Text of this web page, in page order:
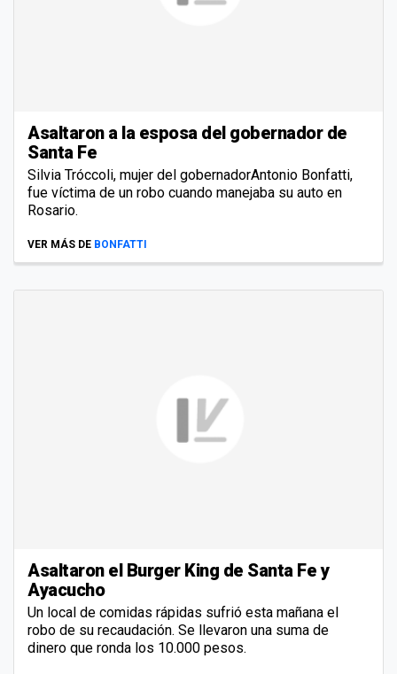
Asaltaron a la esposa del gobernador de
Santa Fe
Silvia Tróccoli, mujer del gobernadorAntonio Bonfatti,
fue víctima de un robo cuando manejaba su auto en
Rosario.
VER MÁS DE BONFATTI
Asaltaron el Burger King de Santa Fe y
Ayacucho
Un local de comidas rápidas sufrió esta mañana el
robo de su recaudación. Se llevaron una suma de
dinero que ronda los 10.000 pesos.